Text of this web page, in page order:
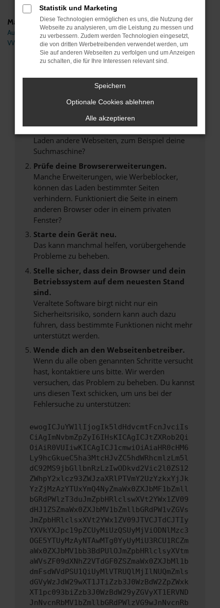
Marken
Audi
VW
Beim Laden ist ein Fehler aufgetreten.
Hier sind ein paar Tipps, die dir helfen können:
Überprüfe deine Firewall und deine
Internetverbindung.
Laden andere Webseiten, zum Beispiel deine
Suchmaschine?
Prüfe deine Browsererweiterungen.
Manche Erweiterungen, wie Werbeblocker,
können das Laden bestimmter Seiten
verhindern. Funktioniert die Seite in einem
anderen Browser oder in einem privaten
Fenster?
Starte dein Gerät neu.
Das kann manchmal helfen, vorübergehende
Probleme zu beheben.
Stelle sicher, dass dein Browser und dein
Betriebssystem auf dem neuesten Stand
sind.
Veraltete Software birgt nicht nur ein
Sicherheitsrisiko, sondern kann auch dazu
führen, dass bestimmte Funktionen nicht mehr
unterstützt werden.
Wende dich an den Webseitenbetreiber.
Wenn du alle oben genannten Schritte versucht
hast, kontaktiere uns bitte. Wir werden
versuchen, das Problem zu beheben. Du kannst
uns diesen Text schicken, um uns bei der
Fehlersuche zu unterstützen:
ewogICJuYW1lIjogIk5ldHdvcmtFcnJvciIs
CiAgImNvbmZpZyI6IHsKICAgICJtZXRob2Qi
OiAiR0VUIiwKICAgICJ1cmwiOiAiaHR0cHM6
Ly9hcGkueC5ha3MtcHJvZC5hdWRhcmlzLm5l
dC92MS9jbGllbnRzLzIwODkvd2Vic2l0ZS12
ZWhpY2xlcz93ZWJzaXRlPTVmY2UzYzkxYjJk
YzZjMzAzYTUxYmQ4NyZmaWx0ZXJbMF1bZmll
bGRdPWlzT3duJmZpbHRlclswXVt2YWx1ZV09
dHJ1ZSZmaWx0ZXJbMV1bZmllbGRdPW1vZGVs
JmZpbHRlclsxXVt2YWx1ZV09JTVCJTdCJTIy
YXVkYXJpc19pZCUyMiUzQSUyMjViODNlMzc3
OGE5YTUyMzAyNTAwMTg0YyUyMiU3RCU1RCZm
aWx0ZXJbMV1bb3BdPUlOJmZpbHRlclsyXVtm
aWVsZF09dXNhZ2VTdGF0ZSZmaWx0ZXJbMl1b
dmFsdWVdPSU1QiUyMlVTRUQlMjIlNUQmZmls
dGVyWzJdW29wXT1JTiZzb3J0WzBdW2ZpZWxk
XT1pc093biZzb3J0WzBdW29yZGVyXT1ERVND
JnNvcnRbMV1bZmllbGRdPWlzVG9wJnNvcnRb
Statistik und Marketing
Diese Technologien ermöglichen es uns, die Nutzung der
Webseite zu analysieren, um die Leistung zu messen und
zu verbessern. Zudem werden Technologien eingesetzt,
die von dritten Werbetreibenden verwendet werden, um
Sie auf anderen Webseiten zu verfolgen und um Anzeigen
zu schalten, die für Ihre Interessen relevant sind.
Speichern
Optionale Cookies ablehnen
Alle akzeptieren